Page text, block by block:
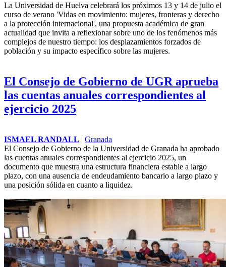
La Universidad de Huelva celebrará los próximos 13 y 14 de julio el
curso de verano 'Vidas en movimiento: mujeres, fronteras y derecho
a la protección internacional', una propuesta académica de gran
actualidad que invita a reflexionar sobre uno de los fenómenos más
complejos de nuestro tiempo: los desplazamientos forzados de
población y su impacto específico sobre las mujeres.
El Consejo de Gobierno de UGR aprueba
las cuentas anuales correspondientes al
ejercicio 2025
ISMAEL RANDALL | Granada
El Consejo de Gobierno de la Universidad de Granada ha aprobado
las cuentas anuales correspondientes al ejercicio 2025, un
documento que muestra una estructura financiera estable a largo
plazo, con una ausencia de endeudamiento bancario a largo plazo y
una posición sólida en cuanto a liquidez.